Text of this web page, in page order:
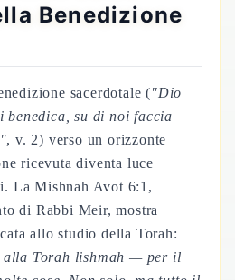
Benedizione
sacerdotale ("Dio
benedica, su di noi faccia
, v. 2) verso un orizzonte
ricevuta diventa luce
La Mishnah Avot 6:1,
di Rabbi Meir, mostra
allo studio della Torah:
Torah lishmah — per il